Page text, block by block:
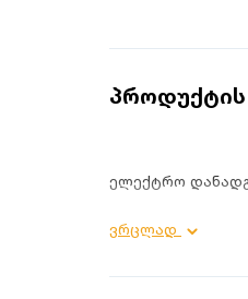
ელექტრო
პროდუქტის
ჭრის სიჩქარე:
ვრცლად